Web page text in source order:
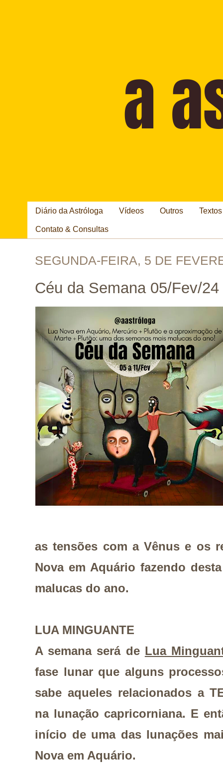
Diário da Astróloga Vídeos Outros
Contato & Consultas
SEGUNDA-FEIRA, 5 DE
Céu da Semana 05/Fev/
as tensões com a Vênus e os
Nova em Aquário fazendo
malucas do ano.
LUA MINGUANTE
A semana será de Lua
fase lunar que alguns
sabe aqueles relacionados a
na lunação capricorniana. E
início de uma das lunações
Nova em Aquário.